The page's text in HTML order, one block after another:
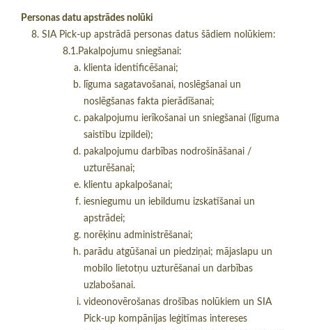
Personas datu apstrādes nolūki
SIA Pick-up apstrādā personas datus šādiem nolūkiem:​
8.1.Pakalpojumu sniegšanai:
klienta identificēšanai;
līguma sagatavošanai, noslēgšanai un
noslēgšanas fakta pierādīšanai;
pakalpojumu ierīkošanai un sniegšanai (līguma
saistību izpildei);
pakalpojumu darbības nodrošināšanai /
uzturēšanai;
klientu apkalpošanai;
iesniegumu un iebildumu izskatīšanai un
apstrādei;
norēķinu administrēšanai;
parādu atgūšanai un piedziņai; mājaslapu un
mobilo lietotņu uzturēšanai un darbības
uzlabošanai.
videonovērošanas drošības nolūkiem un SIA
Pick-up kompānijas leģitīmas intereses